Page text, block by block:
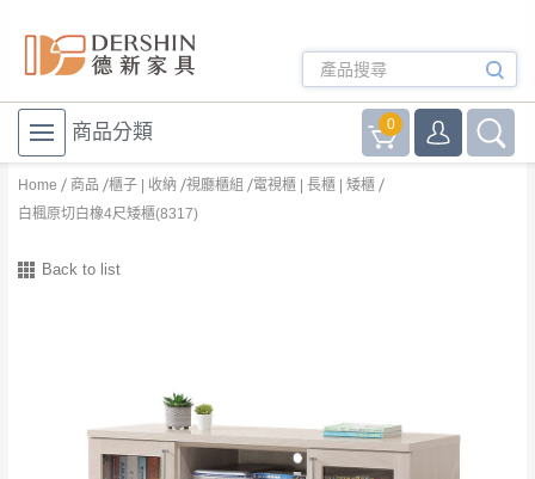
商品分類 0
Home 商品 櫃子 | 收納 視廳櫃組
電視櫃 | 長櫃 | 矮櫃
白楓原切白橡4尺矮櫃(8317)
Back to list